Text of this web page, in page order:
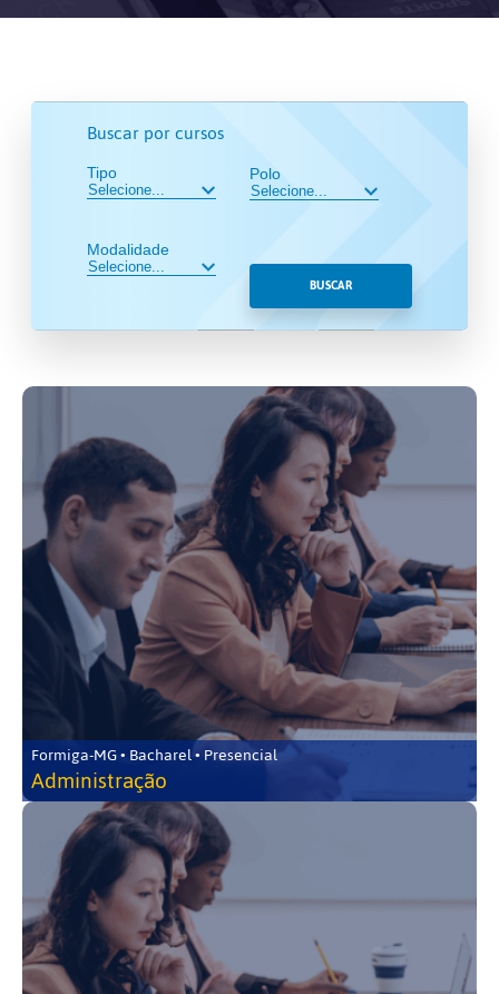
Buscar por cursos
Tipo
Modalidade
Polo
BUSCAR
Formiga-MG • Bacharel • Presencial
Administração